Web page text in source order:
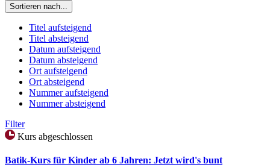
Sortieren nach...
Titel aufsteigend
Titel absteigend
Datum aufsteigend
Datum absteigend
Ort aufsteigend
Ort absteigend
Nummer aufsteigend
Nummer absteigend
Filter
Kurs abgeschlossen
Batik-Kurs für Kinder ab 6 Jahren: Jetzt wird's bunt